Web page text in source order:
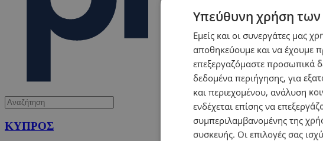
ΚΥΠΡΟΣ
Υπεύθυνη χρήση
Εμείς και οι συνεργάτες μας
αποθηκεύουμε και να έχουμε
επεξεργαζόμαστε προσωπικά
δεδομένα περιήγησης, για
και περιεχομένου, ανάλυση
ενδέχεται επίσης να
συμπεριλαμβανομένης της
συσκευής. Οι επιλογές σας